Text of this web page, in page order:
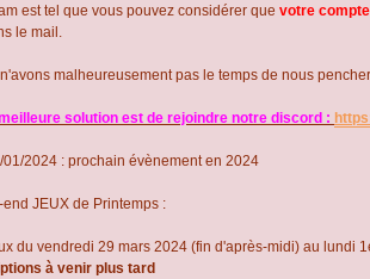
est tel que vous pouvez considérer que votre
le mail.
malheureusement pas le temps de nous
solution est de rejoindre notre discord :
01/2024 : prochain évènement en 2024
end JEUX de Printemps :
du vendredi 29 mars 2024 (fin d'après-midi) au lundi
à venir plus tard